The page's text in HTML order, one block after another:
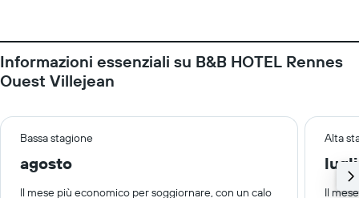
Informazioni essenziali su B&B HOTEL Rennes
Ouest Villejean
Bassa stagione Alta
agosto
Il mese più economico per soggiornare, con un calo Il